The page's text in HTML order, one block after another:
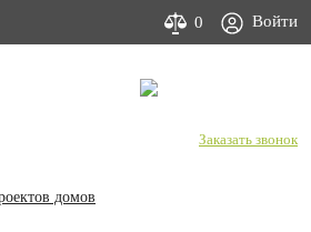
0 Войти
Заказать звонок
домов